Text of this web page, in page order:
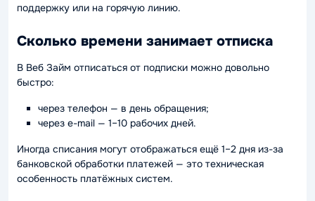
поддержку или на горячую линию.
Сколько времени занимает отписка
В Веб Займ отписаться от подписки можно довольно
быстро:
через телефон — в день обращения;
через e-mail — 1–10 рабочих дней.
Иногда списания могут отображаться ещё 1–2 дня из-за
банковской обработки платежей — это техническая
особенность платёжных систем.